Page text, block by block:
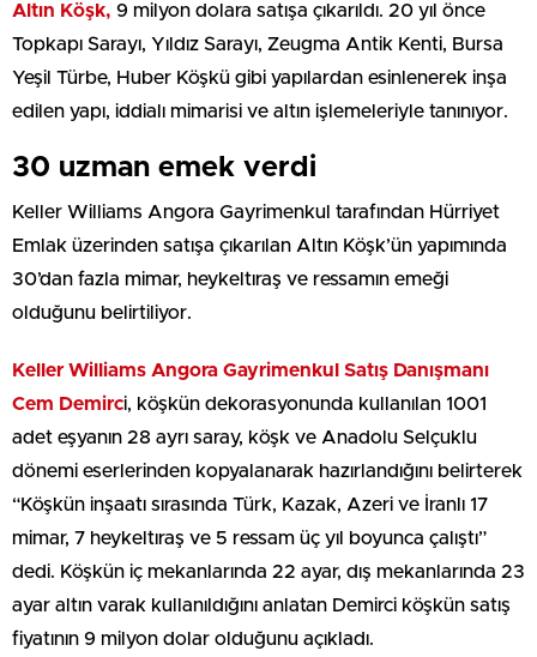
Altın Köşk, 9 milyon dolara satışa çıkarıldı. 20 yıl önce
Topkapı Sarayı, Yıldız Sarayı, Zeugma Antik Kenti, Bursa
Yeşil Türbe, Huber Köşkü gibi yapılardan esinlenerek inşa
edilen yapı, iddialı mimarisi ve altın işlemeleriyle tanınıyor.
30 uzman emek verdi
Keller Williams Angora Gayrimenkul tarafından Hürriyet
Emlak üzerinden satışa çıkarılan Altın Köşk’ün yapımında
30’dan fazla mimar, heykeltıraş ve ressamın emeği
olduğunu belirtiliyor.
Keller Williams Angora Gayrimenkul Satış Danışmanı
Cem Demirci, köşkün dekorasyonunda kullanılan 1001
adet eşyanın 28 ayrı saray, köşk ve Anadolu Selçuklu
dönemi eserlerinden kopyalanarak hazırlandığını belirterek
“Köşkün inşaatı sırasında Türk, Kazak, Azeri ve İranlı 17
mimar, 7 heykeltıraş ve 5 ressam üç yıl boyunca çalıştı”
dedi. Köşkün iç mekanlarında 22 ayar, dış mekanlarında 23
ayar altın varak kullanıldığını anlatan Demirci köşkün satış
fiyatının 9 milyon dolar olduğunu açıkladı.